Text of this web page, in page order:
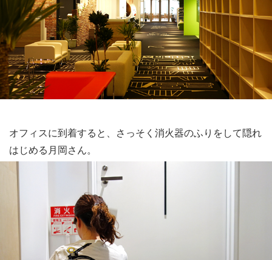
オフィスに到着すると、さっそく消火器のふりをして隠れ
はじめる月岡さん。